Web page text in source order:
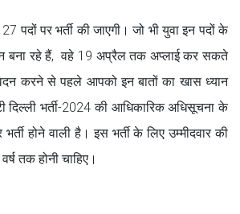
पदों पर भर्ती की जाएगी। जो भी युवा इन पदों के
बना रहे हैं, वहे 19 अप्रैल तक अप्लाई कर सकते
करने से पहले आपको इन बातों का खास ध्यान
दिल्ली भर्ती-2024 की आधिकारिक अधिसूचना के
होने वाली है। इस भर्ती के लिए उम्मीदवार की
तक होनी चाहिए।